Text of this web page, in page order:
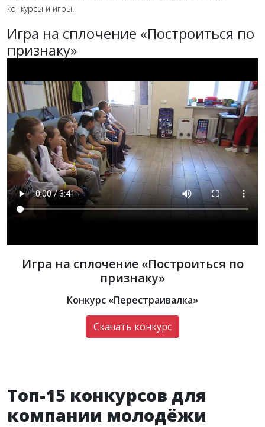
конкурсы и игры.
Игра на сплочение «Построиться по
признаку»
Игра на сплочение «Построиться по
признаку»
Конкурс «Перестраивалка»
Скачать конкурс
Топ-15 конкурсов для
компании молодёжи